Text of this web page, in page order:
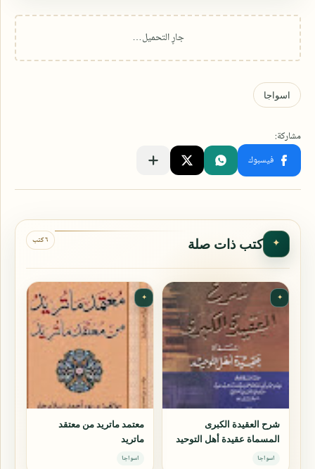
✦ كتب ذات صلة ٦ كتب
✦
شرح العقيدة الكبرى
المسماة عقيدة أهل التوحيد
اسواجا
✦
معتمد ماتريد من معتقد
ماتريد
اسواجا